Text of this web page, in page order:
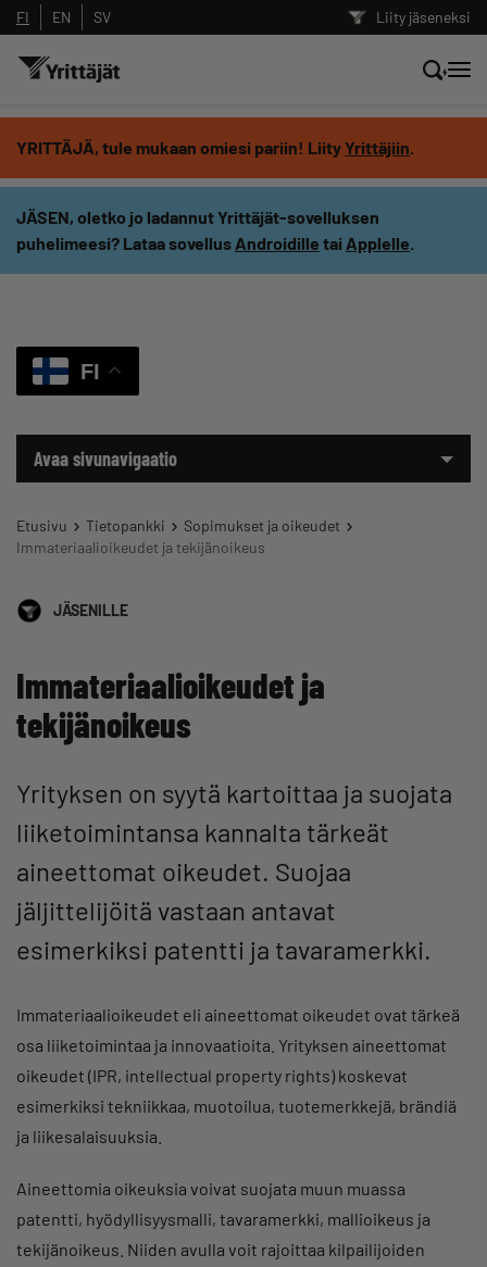
Liity jäseneksi
FI EN SV
YRITTÄJÄ, tule mukaan omiesi pariin! LiityYrittäjiin.
JÄSEN, oletko jo ladannut Yrittäjät-sovelluksen
puhelimeesi? Lataa sovellus Androidille tai Applelle.
FI
Avaa sivunavigaatio
Etusivu Tietopankki
Sopimukset ja oikeudet
Immateriaalioikeudet ja tekijänoikeus
JÄSENILLE
Immateriaalioikeudet ja
tekijänoikeus
Yrityksen on syytä kartoittaa ja suojata
liiketoimintansa kannalta tärkeät
aineettomat oikeudet. Suojaa
jäljittelijöitä vastaan antavat
esimerkiksi patentti ja tavaramerkki.
Immateriaalioikeudet eli aineettomat oikeudet ovat tärkeä
osa liiketoimintaa ja innovaatioita. Yrityksen aineettomat
oikeudet (IPR, intellectual property rights) koskevat
esimerkiksi tekniikkaa, muotoilua, tuotemerkkejä, brändiä
ja liikesalaisuuksia.
Aineettomia oikeuksia voivat suojata muun muassa
patentti, hyödyllisyysmalli, tavaramerkki, mallioikeus ja
tekijänoikeus. Niiden avulla voit rajoittaa kilpailijoiden
Hae sivustolta tai kysy suoraan
Yrittäjien tekoälyltä